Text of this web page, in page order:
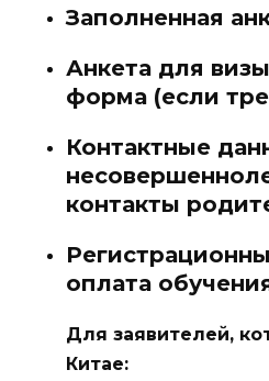
Заполненная
Анкета для
форма (если
Контактные
контакты
оплата
Для заявителей,
Китае: